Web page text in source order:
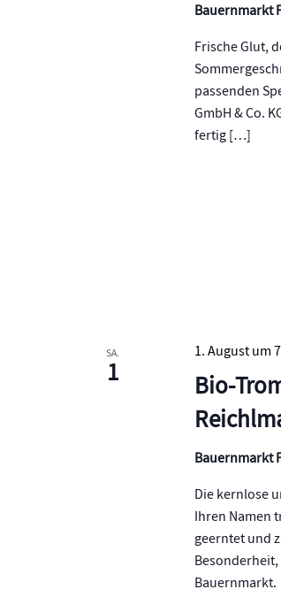
Bauernmarkt
Frische Glut,
passenden
GmbH & Co.
fertig […]
SA.
1
Bio-
1. August um
Bauernmarkt
Die kernlose
Ihren Namen
geerntet und
Bauernmarkt.